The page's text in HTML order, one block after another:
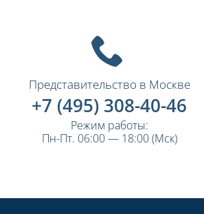
Представительство в Москве
+7 (495) 308-40-46
Режим работы:
Пн-Пт. 06:00 — 18:00 (Мск)